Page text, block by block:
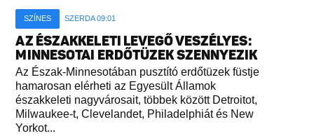
SZÍNES SZERDA 09:01
AZ ÉSZAKKELETI LEVEGŐ VESZÉLYES:
MINNESOTAI ERDŐTÜZEK SZENNYEZIK
Az Észak-Minnesotában pusztító erdőtüzek füstje
hamarosan elérheti az Egyesült Államok
északkeleti nagyvárosait, többek között Detroitot,
Milwaukee-t, Clevelandet, Philadelphiát és New
Yorkot...